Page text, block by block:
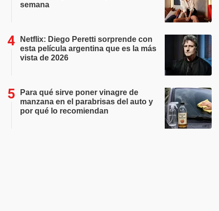
semana
Netflix: Diego Peretti sorprende con
esta película argentina que es la más
vista de 2026
Para qué sirve poner vinagre de
manzana en el parabrisas del auto y
por qué lo recomiendan